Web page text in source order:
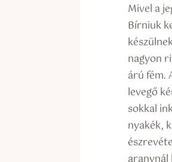
Mivel a
Bírniuk
nagyon
árú fém.
levegő
sokkal
nyakék,